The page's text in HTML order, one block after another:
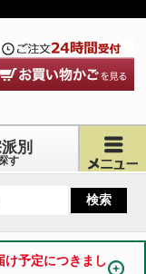
別
す
け予定につきまし